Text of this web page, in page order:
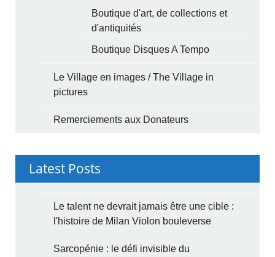
Boutique d'art, de collections et
d'antiquités
Boutique Disques A Tempo
Le Village en images / The Village in
pictures
Remerciements aux Donateurs
Latest Posts
Le talent ne devrait jamais être une cible :
l'histoire de Milan Violon bouleverse
Sarcopénie : le défi invisible du